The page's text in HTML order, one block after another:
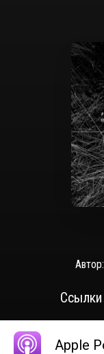
Автор:
Ссылки
Apple